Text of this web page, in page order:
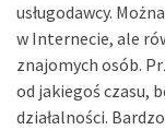
usługodawcy.
w Internecie, ale
znajomych osób.
od jakiegoś czasu,
działalności.